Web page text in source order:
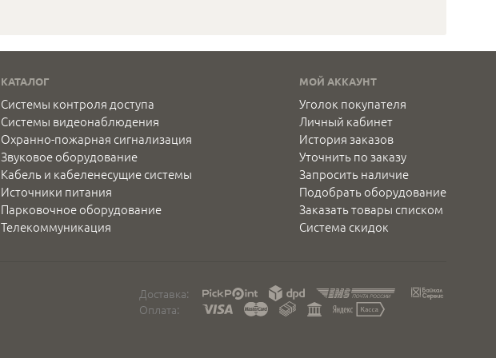
КАТАЛОГ
Системы контроля доступа
Системы видеонаблюдения
Охранно-пожарная сигнализация
Звуковое оборудование
Кабель и кабеленесущие системы
Источники питания
Парковочное оборудование
Телекоммуникация
МОЙ АККАУНТ
Уголок покупателя
Личный кабинет
История заказов
Уточнить по заказу
Запросить наличие
Подобрать оборудование
Заказать товары списком
Система скидок
Доставка:
Оплата: